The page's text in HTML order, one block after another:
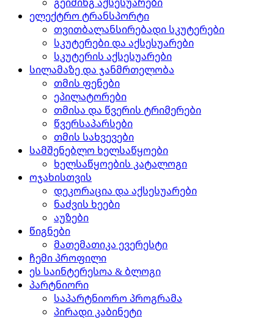
ელექტრო ტრანსპორტი
თვითბალანსირებადი სკუტერები
სკუტერები და აქსესუარები
სკუტერის აქსესუარები
სილამაზე და ჯანმრთელობა
თმის ფენები
ეპილატორები
თმისა და წვერის ტრიმერები
წვერსაპარსები
თმის სახვევები
სამშენებლო ხელსაწყოები
ხელსაწყოების კატალოგი
ოჯახისთვის
დეკორაცია და აქსესუარები
ნაძვის ხეები
აუზები
წიგნები
მათემათიკა ევერესტი
ჩემი პროფილი
ეს საინტერესოა & ბლოგი
პარტნიორი
საპარტნიორო პროგრამა
პირადი კაბინეტი